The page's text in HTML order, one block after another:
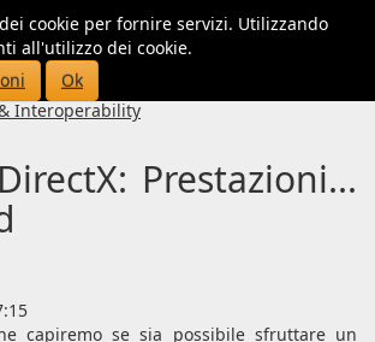
cookie per fornire servizi. Utilizzando
all'utilizzo dei cookie.
Ok
Interoperability
Prestazioni...
capiremo se sia possibile sfruttare un